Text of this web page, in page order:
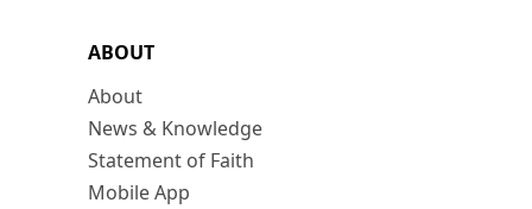
ABOUT
About
News & Knowledge
Statement of Faith
Mobile App